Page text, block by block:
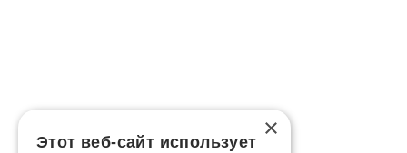
×
Этот веб-сайт использует